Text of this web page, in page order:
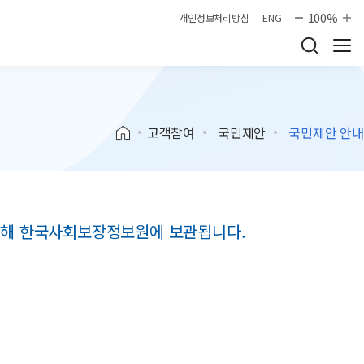
개인정보처리방침 ENG 100%
고객참여 국민제안 국민제안 안내
한국사회보장정보원에 보관됩니다.